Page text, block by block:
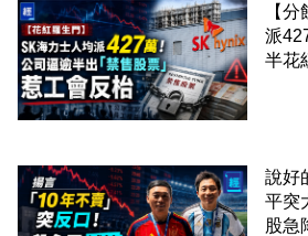
【
派
半花
說好
平突
股急